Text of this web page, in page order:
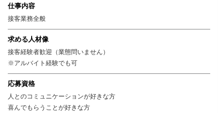
仕事内容
接客業務全般
求める人材像
接客経験者歓迎（業態問いません）
※アルバイト経験でも可
応募資格
人とのコミュニケーションが好きな方
喜んでもらうことが好きな方